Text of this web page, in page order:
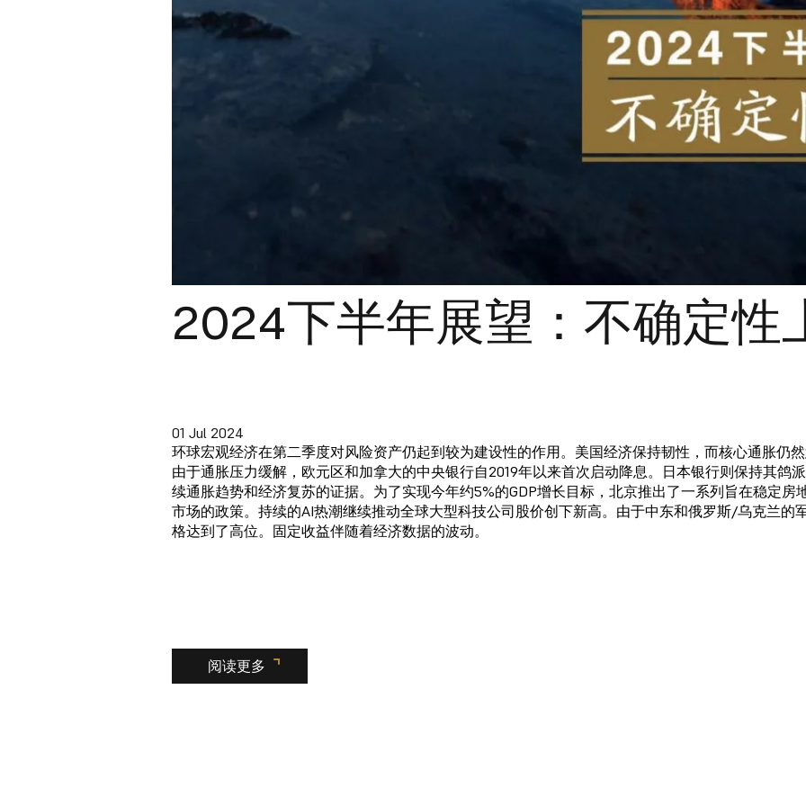
2024下半年展望：不确定性
01 Jul 2024
环球宏观经济在第二季度对风险资产仍起到较为建设性的作用。美国经济保持韧性，而核心通胀仍
由于通胀压力缓解，欧元区和加拿大的中央银行自2019年以来首次启动降息。日本银行则保持其鸽
续通胀趋势和经济复苏的证据。为了实现今年约5%的GDP增长目标，北京推出了一系列旨在稳定房
市场的政策。持续的AI热潮继续推动全球大型科技公司股价创下新高。由于中东和俄罗斯/乌克兰的
格达到了高位。固定收益伴随着经济数据的波动。
阅读更多